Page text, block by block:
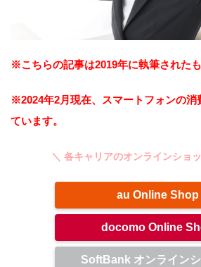
※こちらの記事は2019年に執筆されたも
※2024年2月現在、スマートフォンの消
ています。
＼ 各キャリアのオンラインショ
au Online Shop
docomo Online
SoftBank オンライン